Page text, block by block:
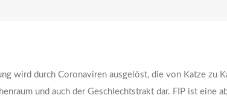
wird durch Coronaviren ausgelöst, die von Katze zu
und auch der Geschlechtstrakt dar. FIP ist eine